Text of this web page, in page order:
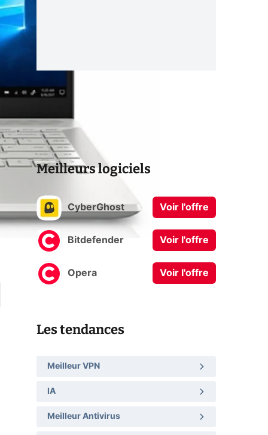
Meilleurs logiciels
CyberGhost Voir l'offre
Bitdefender Voir l'offre
Opera Voir l'offre
Les tendances
Meilleur VPN
IA
Meilleur Antivirus